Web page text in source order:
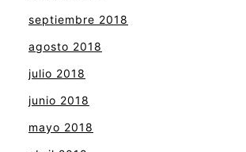
septiembre 2018
agosto 2018
julio 2018
junio 2018
mayo 2018